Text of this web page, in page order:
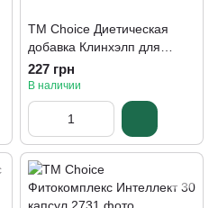
TM Choice Диетическая
добавка Клинхэлп для
очищения организма от
ядов, шлаков и токсинов
400 мг 30 капсул
227 грн
В наличии